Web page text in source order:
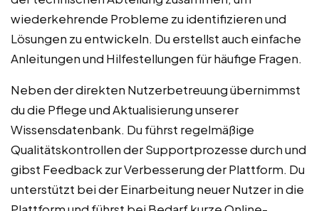
wiederkehrende Probleme zu identifizieren und
Lösungen zu entwickeln. Du erstellst auch einfache
Anleitungen und Hilfestellungen für häufige Fragen.
Neben der direkten Nutzerbetreuung übernimmst
du die Pflege und Aktualisierung unserer
Wissensdatenbank. Du führst regelmäßige
Qualitätskontrollen der Supportprozesse durch und
gibst Feedback zur Verbesserung der Plattform. Du
unterstützt bei der Einarbeitung neuer Nutzer in die